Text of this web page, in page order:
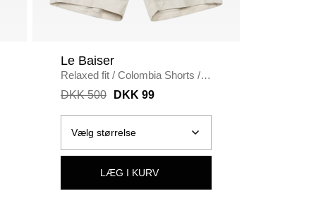
Le Baiser
Relaxed fit / Colombia Shorts /
SAND
DKK 500 DKK 99
LÆG I KURV